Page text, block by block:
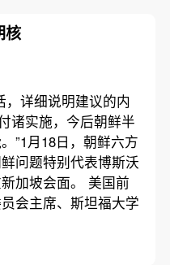
核
，详细说明建议的内
诸实施，今后朝鲜半
”1月18日，朝鲜六方
问题特别代表博斯沃
加坡会面。 美国前
会主席、斯坦福大学